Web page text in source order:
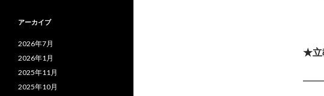
★立
アーカイブ
2026年7月
2026年1月
2025年11月
2025年10月